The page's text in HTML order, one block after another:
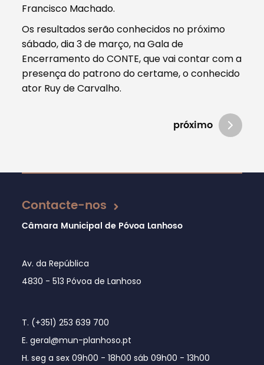
Francisco Machado.
Os resultados serão conhecidos no próximo
sábado, dia 3 de março, na Gala de
Encerramento do CONTE, que vai contar com a
presença do patrono do certame, o conhecido
ator Ruy de Carvalho.
próximo
Atualizado em 01/03/2018
Contacte-nos
Câmara Municipal de Póvoa Lanhoso
Av. da República
4830 - 513 Póvoa de Lanhoso
T. (+351) 253 639 700
E. geral@mun-planhoso.pt
H. seg a sex 09h00 - 18h00 sáb 09h00 - 13h00